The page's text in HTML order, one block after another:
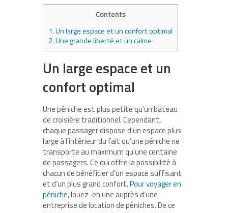
Contents
1.Un large espace et un confort optimal
2.Une grande liberté et un calme
Un large espace et un
confort optimal
Une péniche est plus petite qu’un bateau
de croisière traditionnel. Cependant,
chaque passager dispose d’un espace plus
large à l’intérieur du fait qu’une péniche ne
transporte au maximum qu’une centaine
de passagers. Ce qui offre la possibilité à
chacun de bénéficier d’un espace suffisant
et d’un plus grand confort.Pour voyager en
péniche, louez-en une auprès d’une
entreprise de location de péniches. De ce